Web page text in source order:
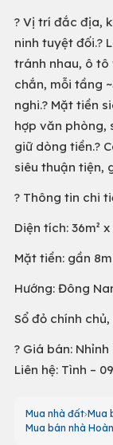
? Vị trí đắc địa,
ninh tuyệt đối.?
tránh nhau, ô tô
chắn, mỗi tầng
nghi.? Mặt tiền
hợp văn phòng,
giữ dòng tiền.?
siêu thuận tiện,
? Thông tin chi
Diện tích: 36m²
Mặt tiền: gần 8m
Hướng: Đông
Sổ đỏ chính
? Giá bán:
Liên hệ: Tình –
Mua nhà đất Mua
Mua bán nhà